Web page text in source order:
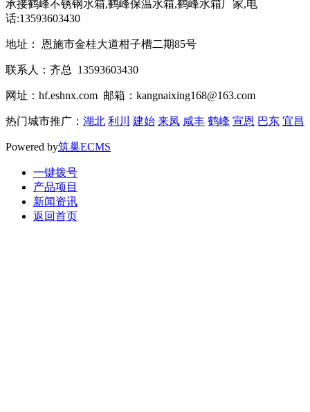
承接鹤峰不锈钢水箱,鹤峰保温水箱,鹤峰水箱厂家,电
话:13593603430
地址： 恩施市金桂大道柑子槽二期85号
联系人：齐总 13593603430
网址：hf.eshnx.com 邮箱：kangnaixing168@163.com
热门城市推广： 湖北 利川 建始 来凤 咸丰 鹤峰 宣恩 巴东 宜昌
Powered by筑巢ECMS
一键拨号
产品项目
新闻资讯
返回首页